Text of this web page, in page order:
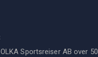
Sportsreiser AB over 50